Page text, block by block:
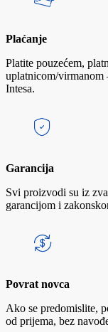
Plaćanje
Platite pouzećem,
uplatnicom/virmanom
Intesa.
Garancija
Svi proizvodi su iz
garancijom i
Povrat novca
Ako se predomislite,
od prijema, bez